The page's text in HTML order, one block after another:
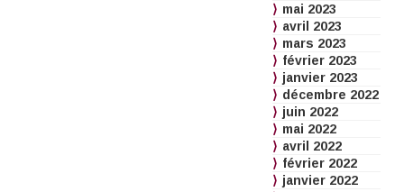
mai 2023
avril 2023
mars 2023
février 2023
janvier 2023
décembre 2022
juin 2022
mai 2022
avril 2022
février 2022
janvier 2022